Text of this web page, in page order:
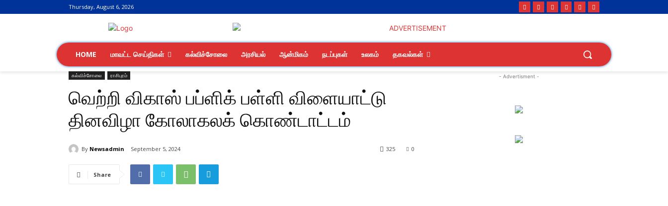
Thursday, August 6, 2026
HOME மாவட்ட செய்திகள் கல்விச்சோலை அரசியல் ஆன்மிகம் நடப்புகள் உலகம் தகவல்கள்
கல்விச்சோலை ராசிபுரம்
வெற்றி விகாஸ் பப்ளிக் பள்ளி விளையாட்டு
தினவிழா கோலாகலக் கொண்டாட்டம்
By Newsadmin September 5, 2024 0
325
Share
- Advertisment -